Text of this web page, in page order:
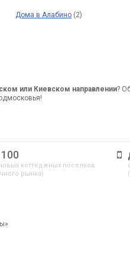
Дома в Алабино (2)
или Киевском направлении?
коттеджных поселков
рынка)